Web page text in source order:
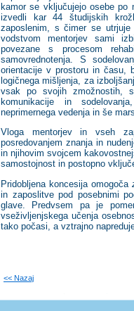
kamor se vključujejo osebe
izvedli kar 44 študijskih
zaposlenim, s čimer se
vodstvom mentorjev sami
povezane s procesom
samovrednotenja. S
orientacije v prostoru in času,
logičnega mišljenja, za
vsak po svojih zmožnostih,
komunikacije in
neprimernega vedenja in še
Vloga mentorjev in vseh
posredovanjem znanja in
in njihovim svojcem
samostojnost in postopno
Pridobljena koncesija omogoča
in zaposlitve pod posebnimi
glave. Predvsem pa je
vseživljenjskega učenja
tako počasi, a vztrajno
<< Nazaj